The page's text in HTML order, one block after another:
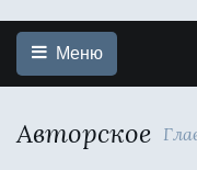
Меню
Авторское